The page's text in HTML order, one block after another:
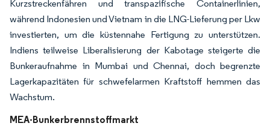
Kurzstreckenfähren und transpazifische Containerlinien,
während Indonesien und Vietnam in die LNG-Lieferung per Lkw
investierten, um die küstennahe Fertigung zu unterstützen.
Indiens teilweise Liberalisierung der Kabotage steigerte die
Bunkeraufnahme in Mumbai und Chennai, doch begrenzte
Lagerkapazitäten für schwefelarmen Kraftstoff hemmen das
Wachstum.
MEA-Bunkerbrennstoffmarkt